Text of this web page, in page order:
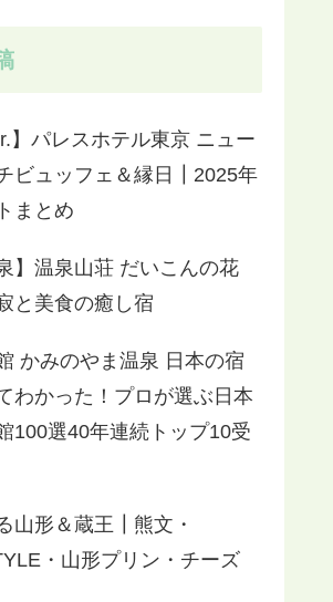
】パレスホテル東京 ニュー
ビュッフェ＆縁日┃2025年
まとめ
】温泉山荘 だいこんの花
と美食の癒し宿
かみのやま温泉 日本の宿
わかった！プロが選ぶ日本
100選40年連続トップ10受
山形＆蔵王┃熊文・
・山形プリン・チーズ